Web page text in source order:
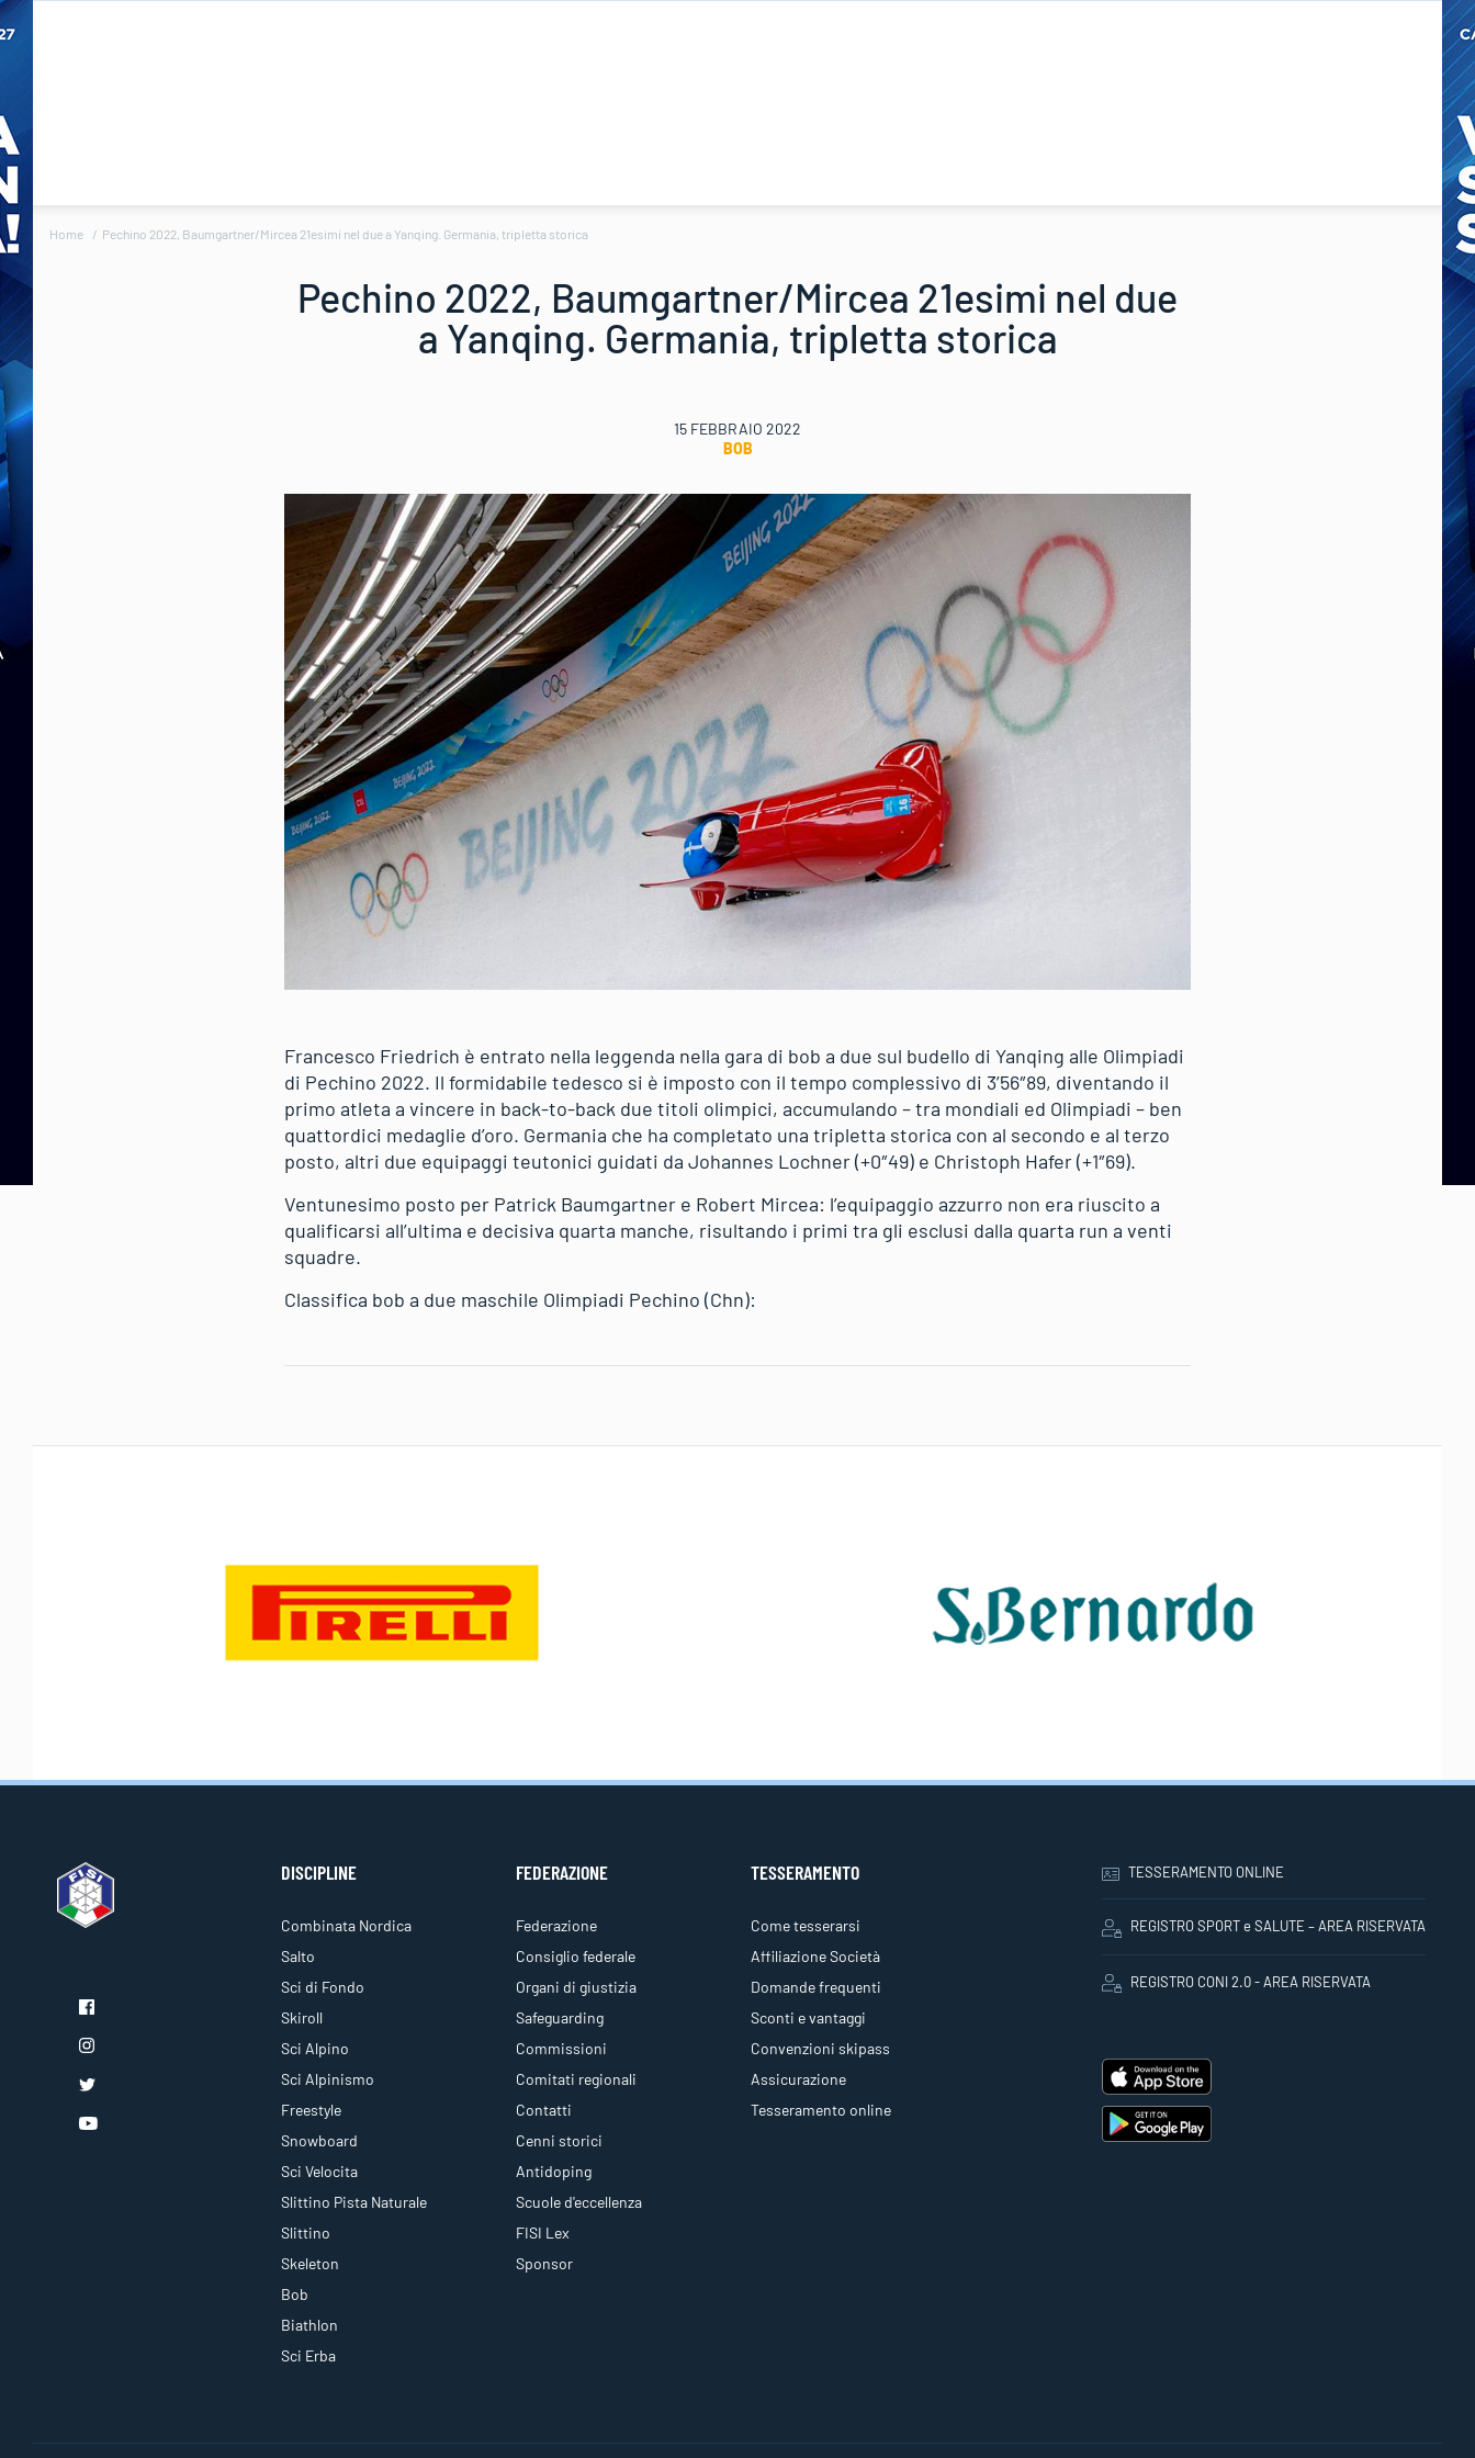
Home Pechino 2022, Baumgartner/Mircea 21esimi nel due a Yanqing. Germania, tripletta storica
Pechino 2022, Baumgartner/Mircea 21esimi nel due
a Yanqing. Germania, tripletta storica
15 FEBBRAIO 2022
BOB
Francesco Friedrich è entrato nella leggenda nella gara di bob a due sul budello di Yanqing alle Olimpiadi
di Pechino 2022. Il formidabile tedesco si è imposto con il tempo complessivo di 3’56″89, diventando il
primo atleta a vincere in back-to-back due titoli olimpici, accumulando – tra mondiali ed Olimpiadi – ben
quattordici medaglie d’oro. Germania che ha completato una tripletta storica con al secondo e al terzo
posto, altri due equipaggi teutonici guidati da Johannes Lochner (+0″49) e Christoph Hafer (+1″69).
Ventunesimo posto per Patrick Baumgartner e Robert Mircea: l’equipaggio azzurro non era riuscito a
qualificarsi all’ultima e decisiva quarta manche, risultando i primi tra gli esclusi dalla quarta run a venti
squadre.
Classifica bob a due maschile Olimpiadi Pechino (Chn):
DISCIPLINE
Combinata Nordica
Salto
Sci di Fondo
Skiroll
Sci Alpino
Sci Alpinismo
Freestyle
Snowboard
Sci Velocita
Slittino Pista Naturale
Slittino
Skeleton
Bob
Biathlon
Sci Erba
FEDERAZIONE
Federazione
Consiglio federale
Organi di giustizia
Safeguarding
Commissioni
Comitati regionali
Contatti
Cenni storici
Antidoping
Scuole d'eccellenza
FISI Lex
Sponsor
TESSERAMENTO
Come tesserarsi
Affiliazione Società
Domande frequenti
Sconti e vantaggi
Convenzioni skipass
Assicurazione
Tesseramento online
TESSERAMENTO ONLINE
REGISTRO SPORT e SALUTE – AREA RISERVATA
REGISTRO CONI 2.0 - AREA RISERVATA